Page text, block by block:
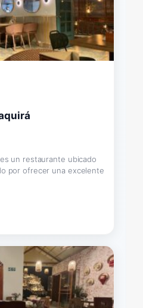
un restaurante ubicado
por ofrecer una excelente